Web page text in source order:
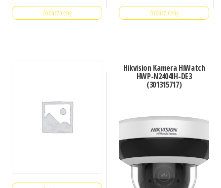
Zobacz cenę Zobacz cenę
Hikvision Kamera HiWatch
HWP-N2404IH-DE3
(301315717)